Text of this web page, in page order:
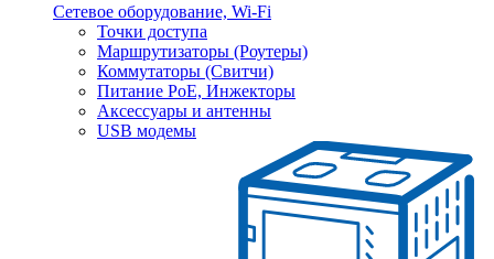
Сетевое оборудование, Wi-Fi
Точки доступа
Маршрутизаторы (Роутеры)
Коммутаторы (Свитчи)
Питание PoE, Инжекторы
Аксессуары и антенны
USB модемы